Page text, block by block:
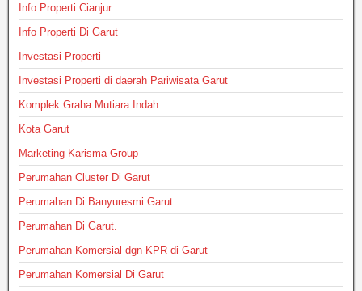
Info Properti Cianjur
Info Properti Di Garut
Investasi Properti
Investasi Properti di daerah Pariwisata Garut
Komplek Graha Mutiara Indah
Kota Garut
Marketing Karisma Group
Perumahan Cluster Di Garut
Perumahan Di Banyuresmi Garut
Perumahan Di Garut.
Perumahan Komersial dgn KPR di Garut
Perumahan Komersial Di Garut